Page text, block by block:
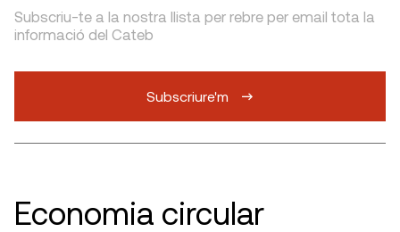
Subscriu-te a la nostra llista per rebre per email tota la
informació del Cateb
Subscriure'm
Economia circular